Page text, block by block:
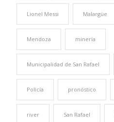
Lionel Messi Malargüe
Mendoza minería
Municipalidad de San Rafael
Policía pronóstico
river San Rafael